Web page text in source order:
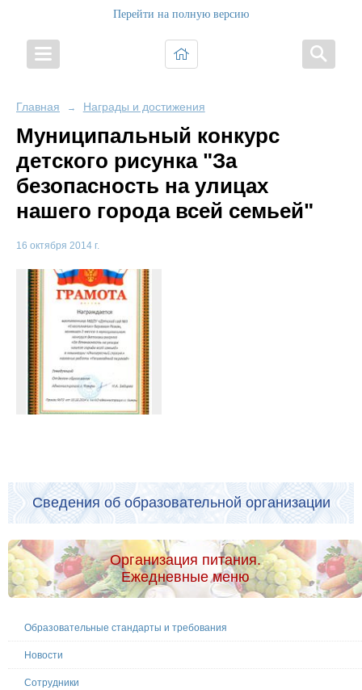
Перейти на полную версию
Главная → Награды и достижения
Муниципальный конкурс
детского рисунка "За
безопасность на улицах
нашего города всей семьей"
16 октября 2014 г.
Сведения об образовательной организации
Организация питания.
Ежедневные меню
Образовательные стандарты и требования
Новости
Сотрудники